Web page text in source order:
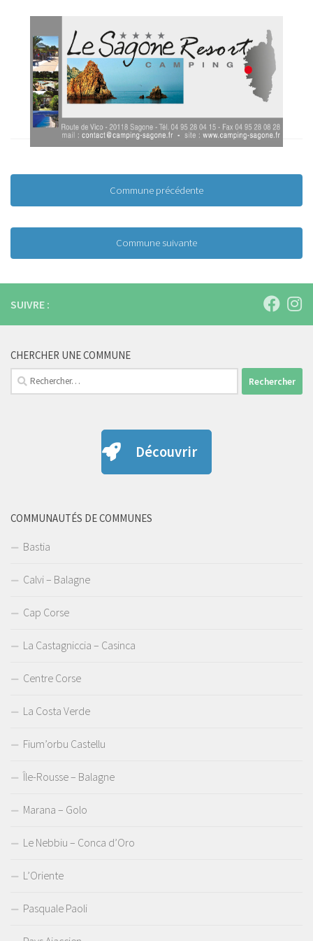
Commune précédente
Commune suivante
SUIVRE :
CHERCHER UNE COMMUNE
Rechercher :
Découvrir
COMMUNAUTÉS DE COMMUNES
Bastia
Calvi – Balagne
Cap Corse
La Castagniccia – Casinca
Centre Corse
La Costa Verde
Fium’orbu Castellu
Île-Rousse – Balagne
Marana – Golo
Le Nebbiu – Conca d’Oro
L’Oriente
Pasquale Paoli